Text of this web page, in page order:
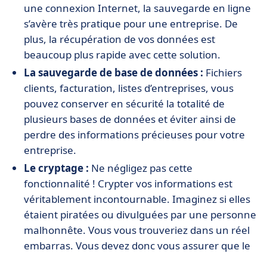
une connexion Internet, la sauvegarde en ligne
s’avère très pratique pour une entreprise. De
plus, la récupération de vos données est
beaucoup plus rapide avec cette solution.
La sauvegarde de base de données : Fichiers
clients, facturation, listes d’entreprises, vous
pouvez conserver en sécurité la totalité de
plusieurs bases de données et éviter ainsi de
perdre des informations précieuses pour votre
entreprise.
Le cryptage : Ne négligez pas cette
fonctionnalité ! Crypter vos informations est
véritablement incontournable. Imaginez si elles
étaient piratées ou divulguées par une personne
malhonnête. Vous vous trouveriez dans un réel
embarras. Vous devez donc vous assurer que le